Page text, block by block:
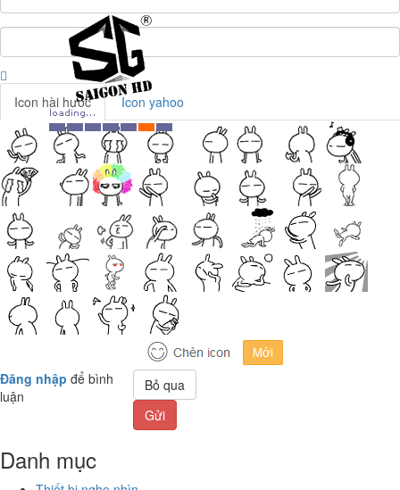
Icon hài hước Icon yahoo
Đăng nhập để bình
luận
Bỏ qua
Gửi
Danh mục